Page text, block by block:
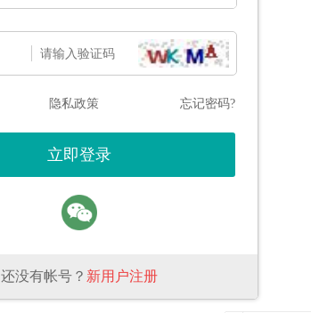
隐私政策 忘记密码?
还没有帐号？ 新用户注册